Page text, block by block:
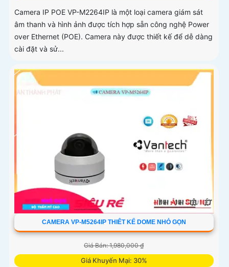
Camera IP POE VP-M2264IP là một loại camera giám sát
âm thanh và hình ảnh được tích hợp sẵn công nghệ Power
over Ethernet (POE). Camera này được thiết kế để dễ dàng
cài đặt và sử...
CAMERA VP-M5264IP THIÊT KẾ DOME NHỎ GỌN
Giá Bán: 1,980,000 ₫
Giá Khuyến Mại: 30%